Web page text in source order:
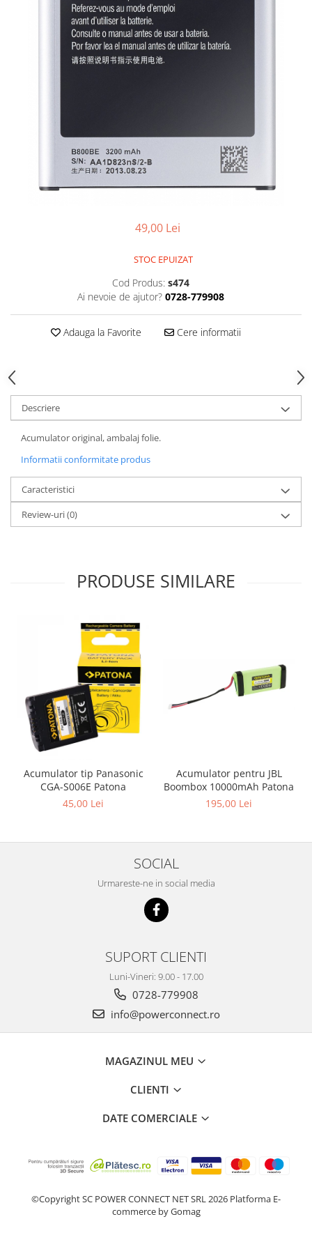
49,00 Lei
STOC EPUIZAT
Cod Produs: s474
Ai nevoie de ajutor? 0728-779908
Adauga la Favorite Cere informatii
Descriere
Acumulator original, ambalaj folie.
Informatii conformitate produs
Caracteristici
Review-uri(0)
PRODUSE SIMILARE
Acumulator tip Panasonic
CGA-S006E Patona
45,00 Lei
Acumulator pentru JBL
Boombox 10000mAh Patona
195,00 Lei
SOCIAL
Urmareste-ne in social media
SUPORT CLIENTI
Luni-Vineri: 9.00 - 17.00
0728-779908
info@powerconnect.ro
MAGAZINUL MEU
CLIENTI
DATE COMERCIALE
©Copyright SC POWER CONNECT NET SRL 2026 Platforma E-
commerce by Gomag